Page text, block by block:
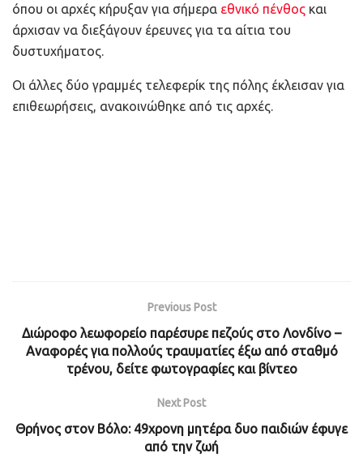
όπου οι αρχές κήρυξαν για σήμερα εθνικό πένθος και
άρχισαν να διεξάγουν έρευνες για τα αίτια του
δυστυχήματος.
Οι άλλες δύο γραμμές τελεφερίκ της πόλης έκλεισαν για
επιθεωρήσεις, ανακοινώθηκε από τις αρχές.
Previous Post
Διώροφο λεωφορείο παρέσυρε πεζούς στο Λονδίνο –
Αναφορές για πολλούς τραυματίες έξω από σταθμό
τρένου, δείτε φωτογραφίες και βίντεο
Next Post
Θρήνος στον Βόλο: 49χρονη μητέρα δυο παιδιών έφυγε
από την ζωή